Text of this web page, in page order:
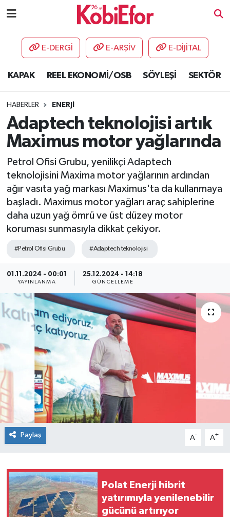
E-DERGİ E-ARŞİV E-DİJİTAL
KAPAK REEL EKONOMİ/OSB SÖYLEŞİ SEKTÖR
HABERLER ENERJİ
Adaptech teknolojisi artık
Maximus motor yağlarında
Petrol Ofisi Grubu, yenilikçi Adaptech
teknolojisini Maxima motor yağlarının ardından
ağır vasıta yağ markası Maximus'ta da kullanmaya
başladı. Maximus motor yağları araç sahiplerine
daha uzun yağ ömrü ve üst düzey motor
koruması sunmasıyla dikkat çekiyor.
#Petrol Ofisi Grubu #Adaptech teknolojisi
01.11.2024 - 00:01
YAYINLANMA
25.12.2024 - 14:18
GÜNCELLEME
Paylaş A- A+
Polat Enerji hibrit
yatırımıyla yenilenebilir
gücünü artırıyor
AKADEMİ
DESTEK-TEŞVİK
ETKİNLİK
GÜNCEL
HABERLER
KAPAK
SEKTÖR
ŞİRKET PANO
SÖYLEŞİ
ÜLKE
YAŞAM